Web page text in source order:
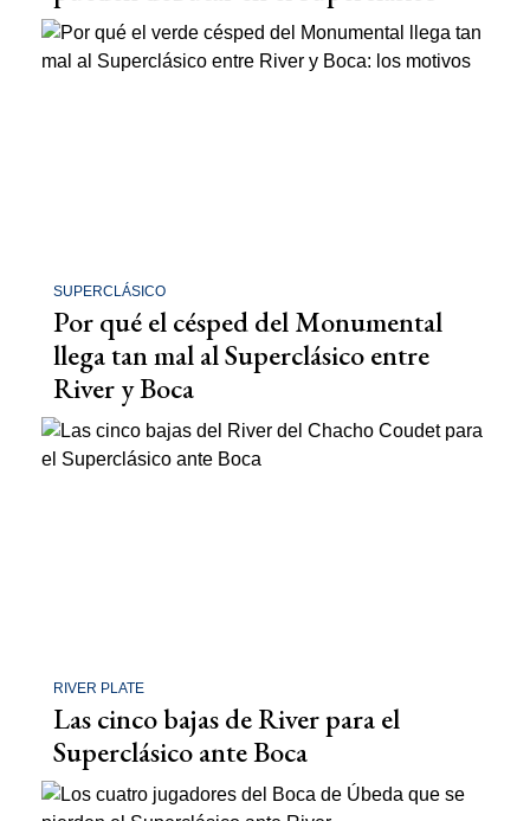
SUPERCLÁSICO
Por qué el césped del Monumental
llega tan mal al Superclásico entre
River y Boca
RIVER PLATE
Las cinco bajas de River para el
Superclásico ante Boca